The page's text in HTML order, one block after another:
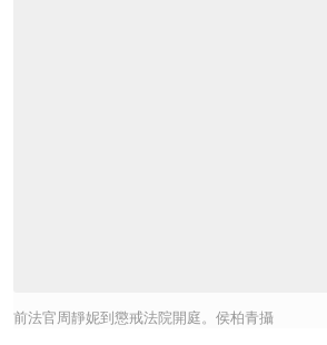
前法官周靜妮到懲戒法院開庭。侯柏青攝